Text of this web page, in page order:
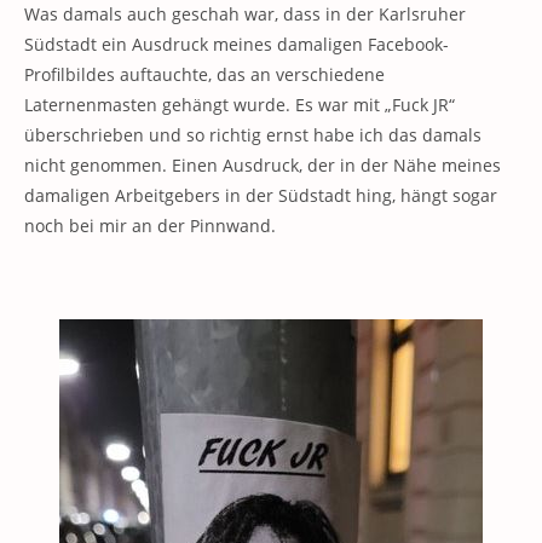
Was damals auch geschah war, dass in der Karlsruher
Südstadt ein Ausdruck meines damaligen Facebook-
Profilbildes auftauchte, das an verschiedene
Laternenmasten gehängt wurde. Es war mit „Fuck JR“
überschrieben und so richtig ernst habe ich das damals
nicht genommen. Einen Ausdruck, der in der Nähe meines
damaligen Arbeitgebers in der Südstadt hing, hängt sogar
noch bei mir an der Pinnwand.